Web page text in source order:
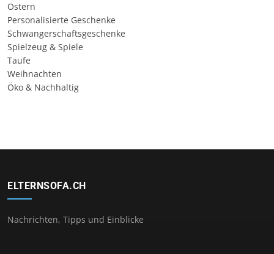
Ostern
Personalisierte Geschenke
Schwangerschaftsgeschenke
Spielzeug & Spiele
Taufe
Weihnachten
Öko & Nachhaltig
ELTERNSOFA.CH
Nachrichten, Tipps und Einblicke